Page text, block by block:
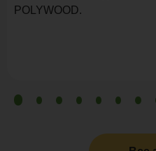
POLYWOOD.